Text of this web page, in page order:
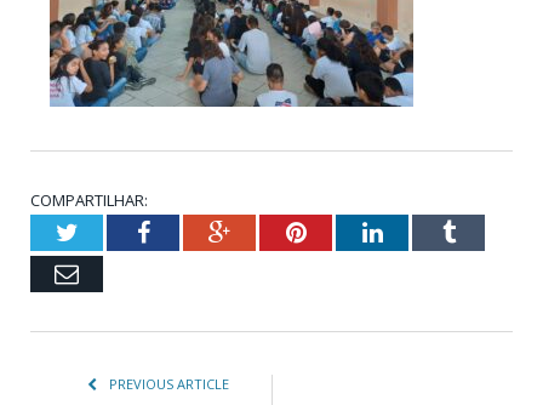
COMPARTILHAR:
TwitterFacebookGoogle+PinterestLinkedInTumblr
Email
PREVIOUS ARTICLE